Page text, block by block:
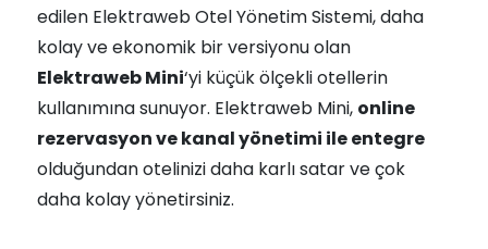
edilen Elektraweb Otel Yönetim Sistemi, daha
kolay ve ekonomik bir versiyonu olan
Elektraweb Mini‘yi küçük ölçekli otellerin
kullanımına sunuyor. Elektraweb Mini, online
rezervasyon ve kanal yönetimi ile entegre
olduğundan otelinizi daha karlı satar ve çok
daha kolay yönetirsiniz.